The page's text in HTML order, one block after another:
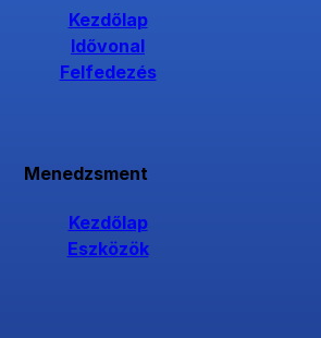
Kezdőlap
Idővonal
Felfedezés
Menedzsment
Kezdőlap
Eszközök